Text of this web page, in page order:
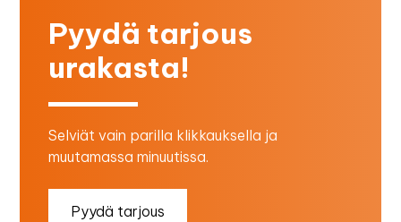
Pyydä tarjous
urakasta!
Selviät vain parilla klikkauksella ja
muutamassa minuutissa.
Pyydä tarjous